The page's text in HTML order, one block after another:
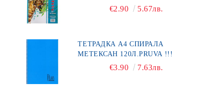
€2.90 5.67лв.
ТЕТРАДКА А4 СПИРАЛА
МЕТЕКСАН 120Л.PRUVA !!!
€3.90 7.63лв.